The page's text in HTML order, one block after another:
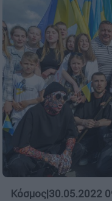
Κόσμος|30.05.2022